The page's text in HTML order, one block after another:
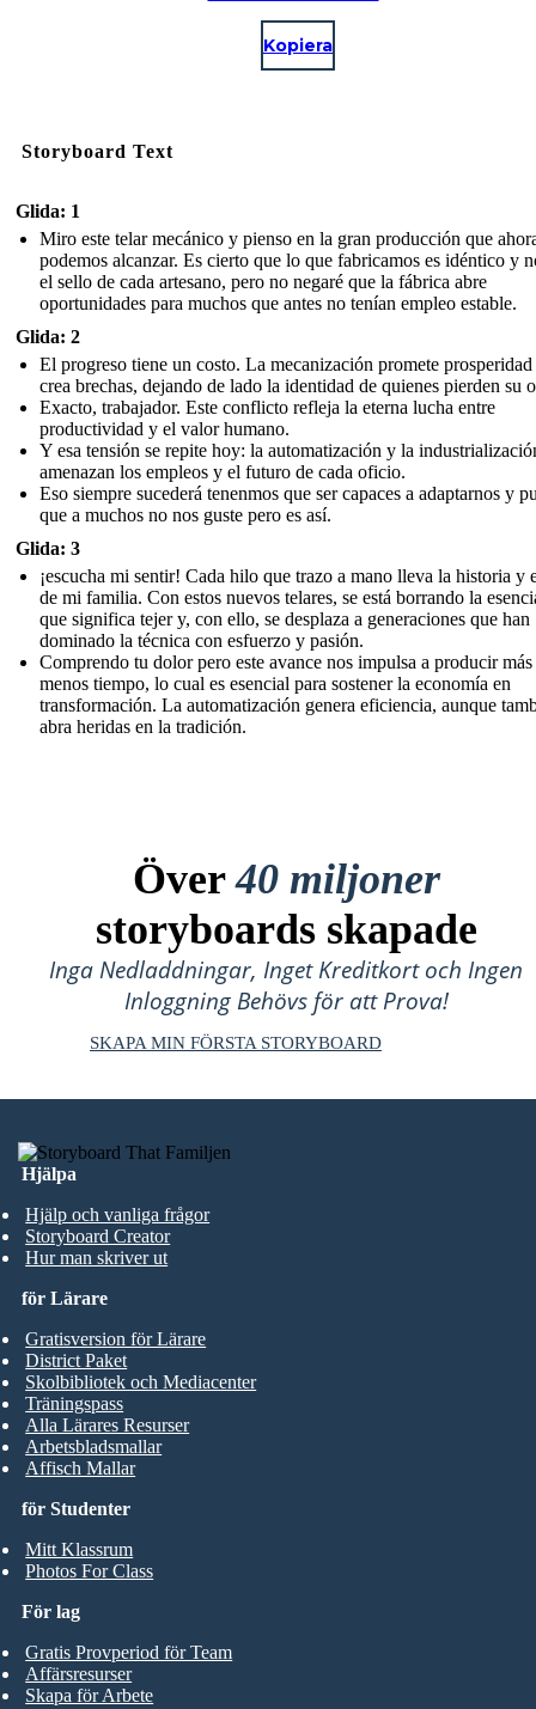
Kopiera
Storyboard Text
Glida: 1
Miro este telar mecánico y pienso en la gran producción que
podemos alcanzar. Es cierto que lo que fabricamos es idéntico y
el sello de cada artesano, pero no negaré que la fábrica abre
oportunidades para muchos que antes no tenían empleo estable.
Glida: 2
El progreso tiene un costo. La mecanización promete
crea brechas, dejando de lado la identidad de quienes pierden su
Exacto, trabajador. Este conflicto refleja la eterna lucha entre
productividad y el valor humano.
Y esa tensión se repite hoy: la automatización y la
amenazan los empleos y el futuro de cada oficio.
Eso siempre sucederá tenenmos que ser capaces a adaptarnos y
que a muchos no nos guste pero es así.
Glida: 3
¡escucha mi sentir! Cada hilo que trazo a mano lleva la historia y
de mi familia. Con estos nuevos telares, se está borrando la
que significa tejer y, con ello, se desplaza a generaciones que han
dominado la técnica con esfuerzo y pasión.
Comprendo tu dolor pero este avance nos impulsa a producir más
menos tiempo, lo cual es esencial para sostener la economía en
transformación. La automatización genera eficiencia, aunque
abra heridas en la tradición.
Över40 miljoner
storyboards skapade
Inga Nedladdningar, Inget Kreditkort och Ingen
Inloggning Behövs för att Prova!
SKAPA MIN FÖRSTA STORYBOARD
Hjälpa
Hjälp och vanliga frågor
Storyboard Creator
Hur man skriver ut
för Studenter
Mitt Klassrum
Photos For Class
för Lärare
Gratisversion för Lärare
District Paket
Skolbibliotek och Mediacenter
Träningspass
Alla Lärares Resurser
Arbetsbladsmallar
Affisch Mallar
För lag
Gratis Provperiod för Team
Affärsresurser
Skapa för Arbete